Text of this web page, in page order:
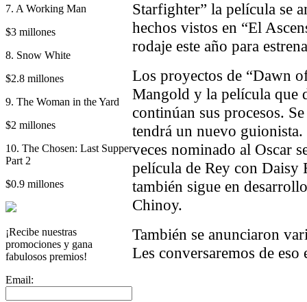
7. A Working Man
$3 millones
8. Snow White
$2.8 millones
9. The Woman in the Yard
$2 millones
10. The Chosen: Last Supper
Part 2
$0.9 millones
¡Recibe nuestras
promociones y gana
fabulosos premios!
Email:
Starfighter” la película se
hechos vistos en “El
rodaje este año para
Los proyectos de “Dawn
Mangold y la película que
continúan sus procesos.
tendrá un nuevo
veces nominado al Oscar
película de Rey con Daisy
también sigue en
Chinoy.
También se anunciaron
Les conversaremos de